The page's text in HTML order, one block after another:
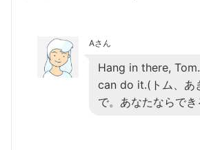
Aさん
Hang in there,
can do it.(トム、あ
で。あなたならでき